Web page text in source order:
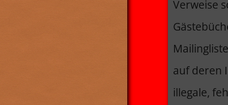
Verweise
auf deren
illegale,